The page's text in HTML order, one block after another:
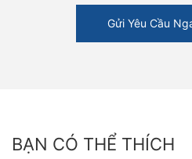
Gửi Yêu Cầu
BẠN CÓ THỂ THÍCH